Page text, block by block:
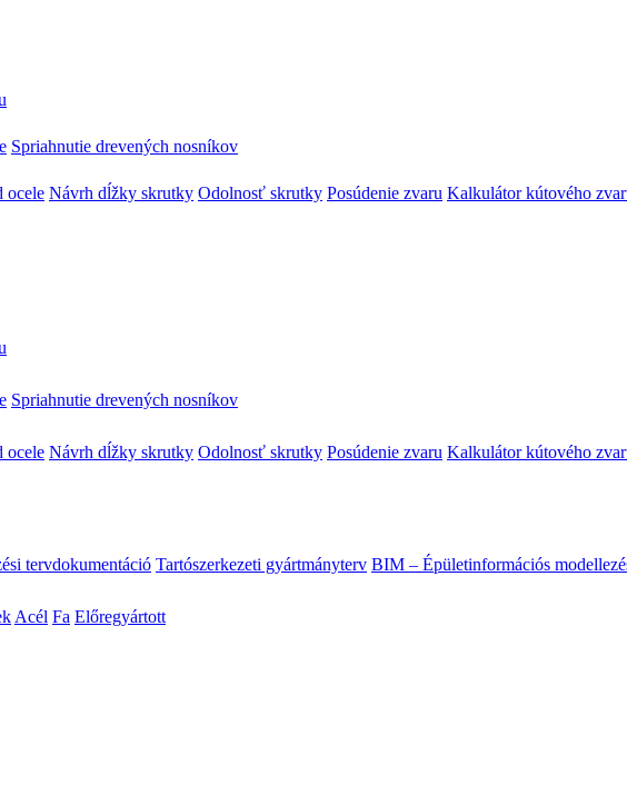
Spriahnutie drevených nosníkov
ocele Návrh dĺžky skrutky Odolnosť skrutky Posúdenie zvaru Kalkulátor kútového
Spriahnutie drevených nosníkov
ocele Návrh dĺžky skrutky Odolnosť skrutky Posúdenie zvaru Kalkulátor kútového
tervdokumentáció Tartószerkezeti gyártmányterv BIM – Épületinformációs
Acél Fa Előregyártott